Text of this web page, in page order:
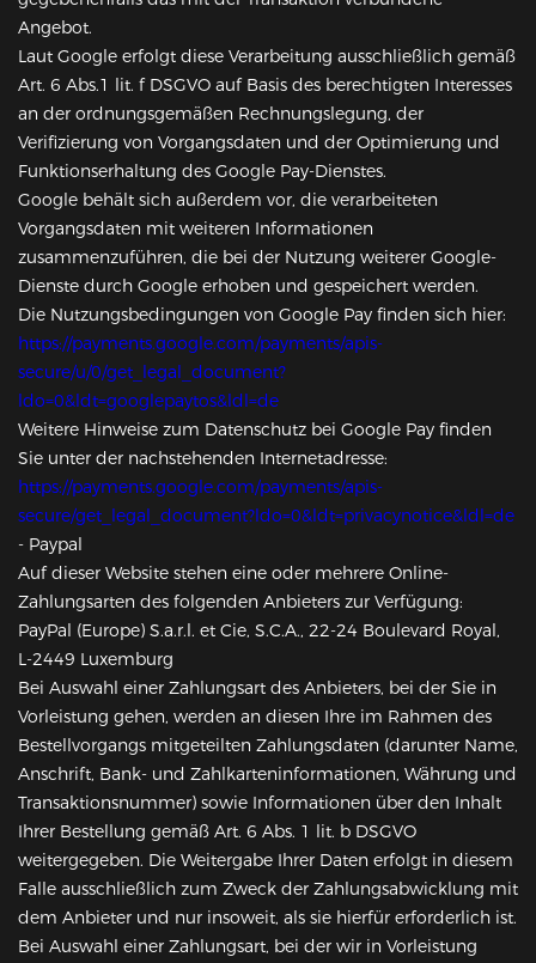
Angebot.
Laut Google erfolgt diese Verarbeitung ausschließlich gemäß
Art. 6 Abs.1 lit. f DSGVO auf Basis des berechtigten Interesses
an der ordnungsgemäßen Rechnungslegung, der
Verifizierung von Vorgangsdaten und der Optimierung und
Funktionserhaltung des Google Pay-Dienstes.
Google behält sich außerdem vor, die verarbeiteten
Vorgangsdaten mit weiteren Informationen
zusammenzuführen, die bei der Nutzung weiterer Google-
Dienste durch Google erhoben und gespeichert werden.
Die Nutzungsbedingungen von Google Pay finden sich hier:
https://payments.google.com/payments/apis-
secure/u/0/get_legal_document?
ldo=0&ldt=googlepaytos&ldl=de
Weitere Hinweise zum Datenschutz bei Google Pay finden
Sie unter der nachstehenden Internetadresse:
https://payments.google.com/payments/apis-
secure/get_legal_document?ldo=0&ldt=privacynotice&ldl=de
- Paypal
Auf dieser Website stehen eine oder mehrere Online-
Zahlungsarten des folgenden Anbieters zur Verfügung:
PayPal (Europe) S.a.r.l. et Cie, S.C.A., 22-24 Boulevard Royal,
L-2449 Luxemburg
Bei Auswahl einer Zahlungsart des Anbieters, bei der Sie in
Vorleistung gehen, werden an diesen Ihre im Rahmen des
Bestellvorgangs mitgeteilten Zahlungsdaten (darunter Name,
Anschrift, Bank- und Zahlkarteninformationen, Währung und
Transaktionsnummer) sowie Informationen über den Inhalt
Ihrer Bestellung gemäß Art. 6 Abs. 1 lit. b DSGVO
weitergegeben. Die Weitergabe Ihrer Daten erfolgt in diesem
Falle ausschließlich zum Zweck der Zahlungsabwicklung mit
dem Anbieter und nur insoweit, als sie hierfür erforderlich ist.
Bei Auswahl einer Zahlungsart, bei der wir in Vorleistung